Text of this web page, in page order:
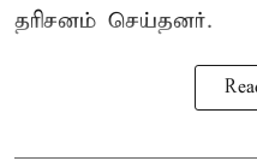
தரிசனம் செய்தனர்.